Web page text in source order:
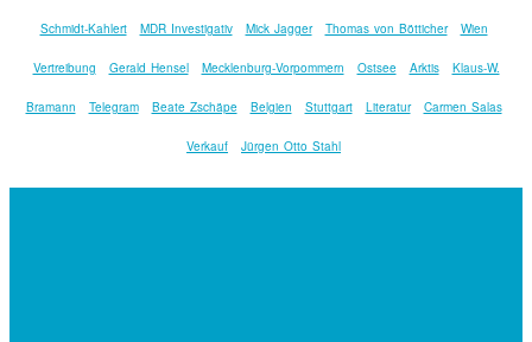
Schmidt-Kahlert MDR Investigativ Mick Jagger Thomas von Bötticher Wien
Vertreibung Gerald Hensel Mecklenburg-Vorpommern Ostsee Arktis Klaus-W.
Bramann Telegram Beate Zschäpe Belgien Stuttgart Literatur Carmen Salas
Verkauf Jürgen Otto Stahl